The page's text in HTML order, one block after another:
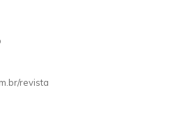
revista